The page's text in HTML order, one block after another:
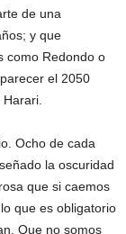
de una
y que
como Redondo o
el 2050
Ocho de cada
la oscuridad
que si caemos
que es obligatorio
Que no somos